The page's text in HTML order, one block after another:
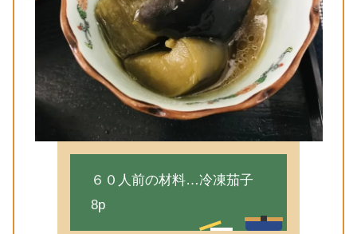
６０人前の材料…冷凍茄子
8p